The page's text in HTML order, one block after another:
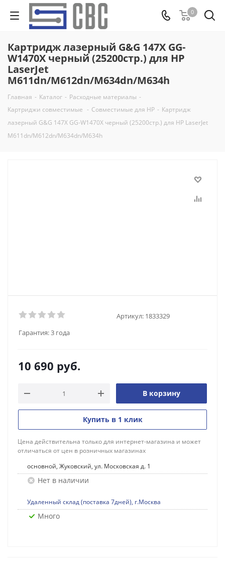
0
Картридж лазерный G&G 147X GG-
W1470X черный (25200стр.) для HP
LaserJet
M611dn/M612dn/M634dn/M634h
Главная - Каталог - Расходные материалы -
Картриджи совместимые - Совместимые для HP - Картридж
лазерный G&G 147X GG-W1470X черный (25200стр.) для HP LaserJet
M611dn/M612dn/M634dn/M634h
Артикул: 1833329
Гарантия:3 года
10 690 руб.
В корзину
Купить в 1 клик
Цена действительна только для интернет-магазина и может
отличаться от цен в розничных магазинах
основной, Жуковский, ул. Московская д. 1
Нет в наличии
Удаленный склад (поставка 7дней), г.Москва
Много